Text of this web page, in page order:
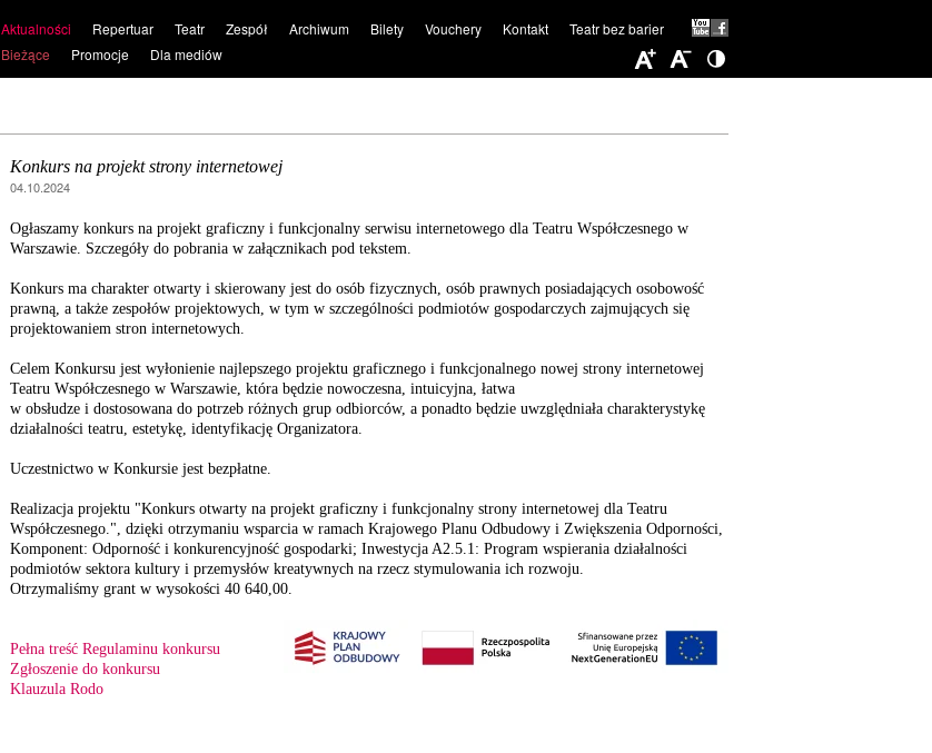
Aktualności
Bieżące
Promocje Dla mediów
Repertuar Teatr Zespół Archiwum Bilety Vouchery Kontakt Teatr bez barier
Konkurs na projekt strony internetowej
04.10.2024
Ogłaszamy konkurs na projekt graficzny i funkcjonalny serwisu internetowego dla Teatru Współczesnego w
Warszawie. Szczegóły do pobrania w załącznikach pod tekstem.
Konkurs ma charakter otwarty i skierowany jest do osób fizycznych, osób prawnych posiadających osobowość
prawną, a także zespołów projektowych, w tym w szczególności podmiotów gospodarczych zajmujących się
projektowaniem stron internetowych.
Celem Konkursu jest wyłonienie najlepszego projektu graficznego i funkcjonalnego nowej strony internetowej
Teatru Współczesnego w Warszawie, która będzie nowoczesna, intuicyjna, łatwa
w obsłudze i dostosowana do potrzeb różnych grup odbiorców, a ponadto będzie uwzględniała charakterystykę
działalności teatru, estetykę, identyfikację Organizatora.
Uczestnictwo w Konkursie jest bezpłatne.
Realizacja projektu "Konkurs otwarty na projekt graficzny i funkcjonalny strony internetowej dla Teatru
Współczesnego.", dzięki otrzymaniu wsparcia w ramach Krajowego Planu Odbudowy i Zwiększenia Odporności,
Komponent: Odporność i konkurencyjność gospodarki; Inwestycja A2.5.1: Program wspierania działalności
podmiotów sektora kultury i przemysłów kreatywnych na rzecz stymulowania ich rozwoju.
Otrzymaliśmy grant w wysokości 40 640,00.
Pełna treść Regulaminu konkursu
Zgłoszenie do konkursu
Klauzula Rodo